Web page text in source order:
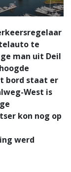
te
man uit Deil
bord staat er
West is
kon nog op
werd